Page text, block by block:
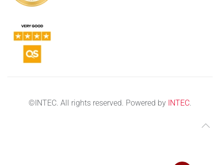
©INTEC. All rights reserved. Powered by INTEC.